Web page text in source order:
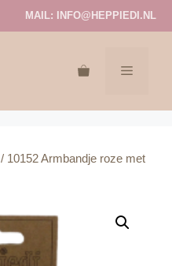
MAIL: INFO@HEPPIEDI.NL
MENU
/ 10152 Armbandje roze met